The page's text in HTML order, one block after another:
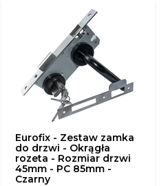
Eurofix - Zestaw zamka
do drzwi - Okrągła
rozeta - Rozmiar drzwi
45mm - PC 85mm -
Czarny